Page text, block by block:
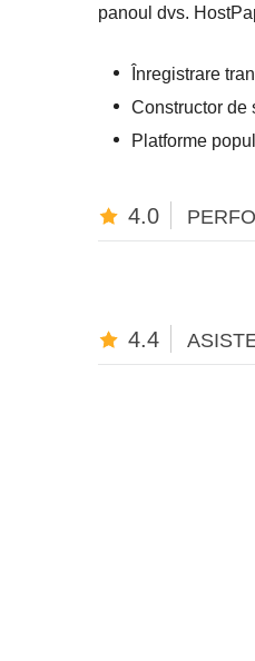
panoul dvs.
Înregistrare
Constructor de
Platforme
4.0
4.4